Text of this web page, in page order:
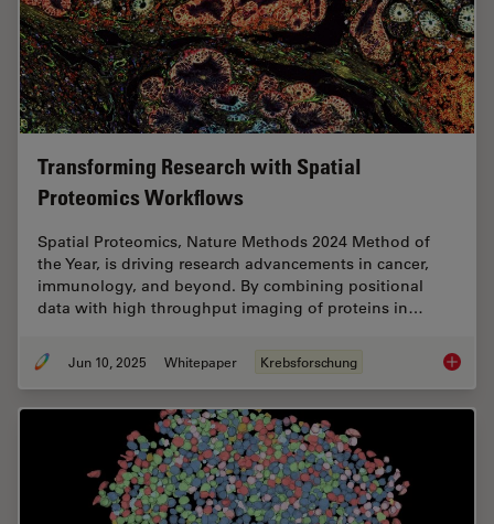
Transforming Research with Spatial
Proteomics Workflows
Spatial Proteomics, Nature Methods 2024 Method of
the Year, is driving research advancements in cancer,
immunology, and beyond. By combining positional
data with high throughput imaging of proteins in…
Jun 10, 2025 Whitepaper Krebsforschung